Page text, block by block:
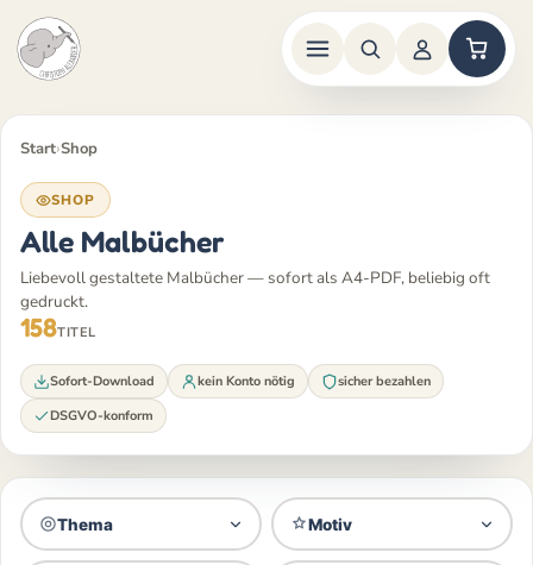
Inhalt
Start›Shop
SHOP
Alle Malbücher
Liebevoll gestaltete Malbücher — sofort als A4-PDF, beliebig oft
gedruckt.
158TITEL
Sofort-Download kein Konto nötig
sicher bezahlen
DSGVO-konform
Thema Motiv